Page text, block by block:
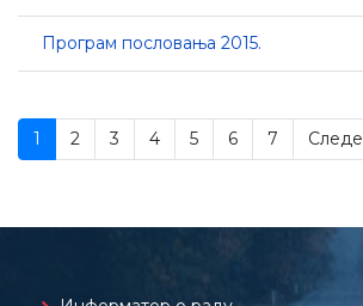
Програм пословања 2015.
1 2 3 4 5 6 7